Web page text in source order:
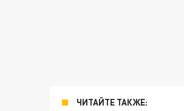
ЧИТАЙТЕ ТАКЖЕ: